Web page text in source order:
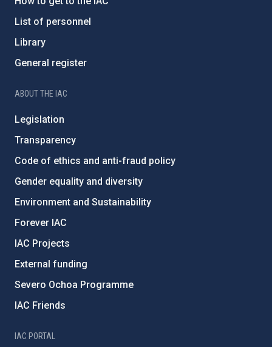
List of personnel
Library
General register
ABOUT THE IAC
Legislation
Transparency
Code of ethics and anti-fraud policy
Gender equality and diversity
Environment and Sustainability
Forever IAC
IAC Projects
External funding
Severo Ochoa Programme
IAC Friends
IAC PORTAL